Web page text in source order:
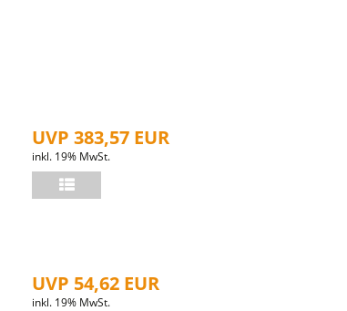
UVP 383,57 EUR
inkl. 19% MwSt.
UVP 54,62 EUR
inkl. 19% MwSt.